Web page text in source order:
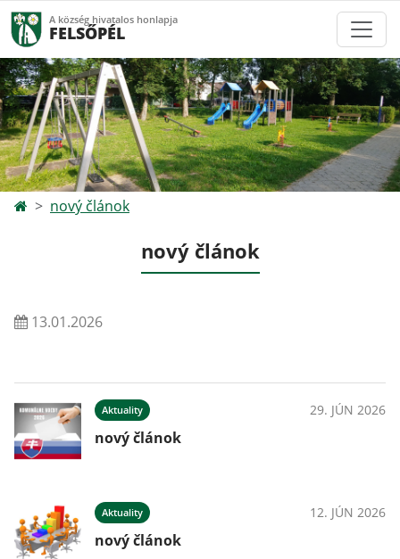
A község hivatalos honlapja
FELSŐPÉL
nový článok
nový článok
13.01.2026
Aktuality 29. JÚN 2026
nový článok
Aktuality 12. JÚN 2026
nový článok